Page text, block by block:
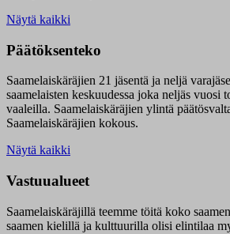
Näytä kaikki
Päätöksenteko
Saamelaiskäräjien 21 jäsentä ja neljä
saamelaisten keskuudessa joka neljäs vuosi
vaaleilla. Saamelaiskäräjien ylintä
Saamelaiskäräjien kokous.
Näytä kaikki
Vastuualueet
Saamelaiskäräjillä teemme töitä koko
saamen kielillä ja kulttuurilla olisi elintilaa